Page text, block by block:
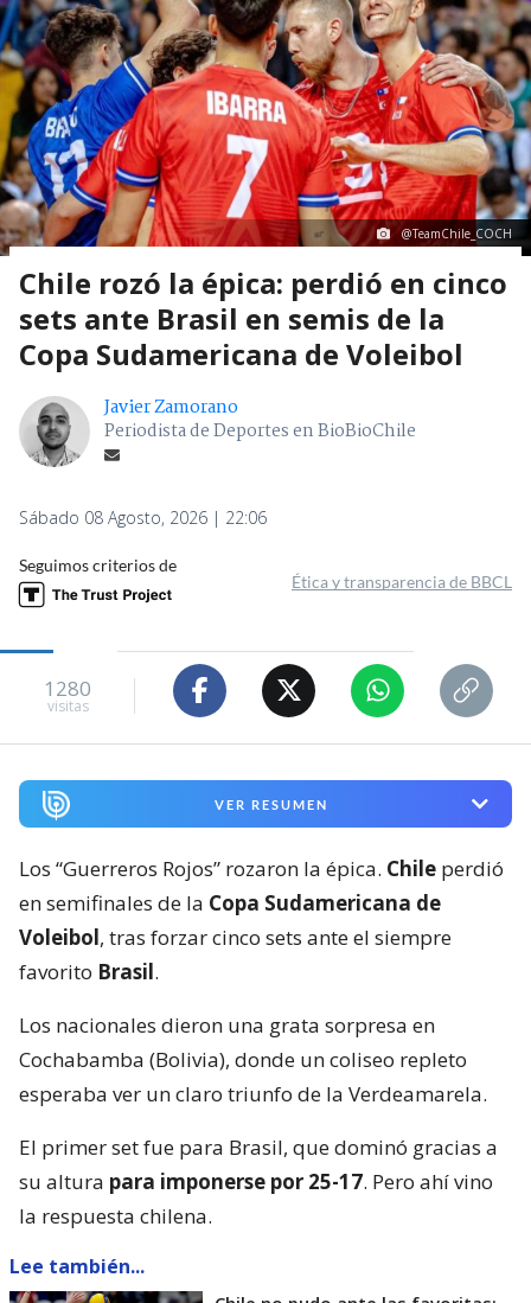
@TeamChile_COCH
Chile rozó la épica: perdió en cinco
sets ante Brasil en semis de la
Copa Sudamericana de Voleibol
Javier Zamorano
Periodista de Deportes en BioBioChile
Sábado 08 Agosto, 2026 | 22:06
Seguimos criterios de
Ética y transparencia de BBCL
1280
visitas
VER RESUMEN
Los “Guerreros Rojos” rozaron la épica. Chile perdió
en semifinales de la Copa Sudamericana de
Voleibol, tras forzar cinco sets ante el siempre
favorito Brasil.
Los nacionales dieron una grata sorpresa en
Cochabamba (Bolivia), donde un coliseo repleto
esperaba ver un claro triunfo de la Verdeamarela.
El primer set fue para Brasil, que dominó gracias a
su altura para imponerse por 25-17. Pero ahí vino
la respuesta chilena.
Lee también...